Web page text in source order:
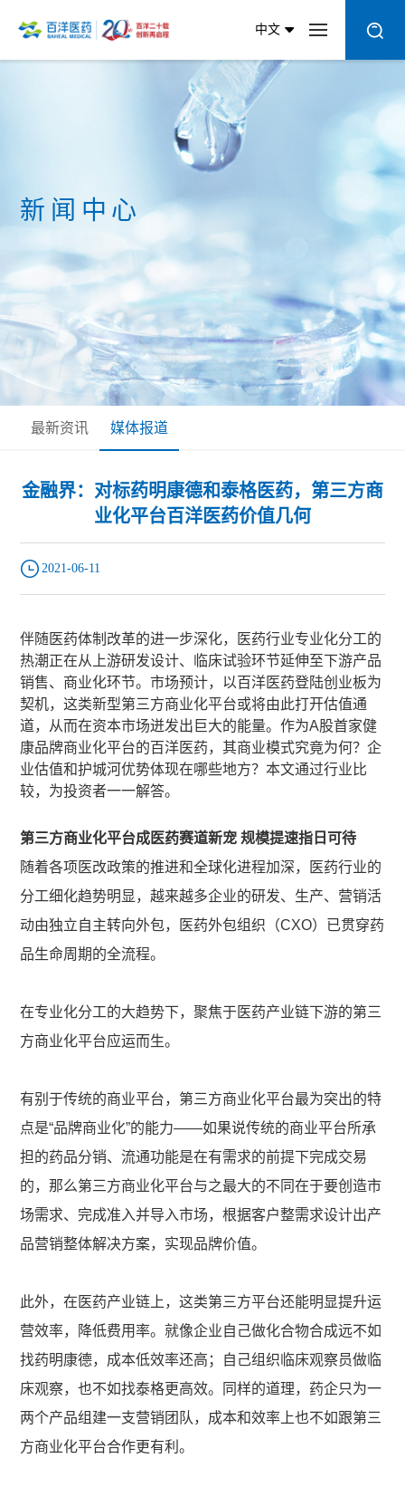
中文
新闻中心
最新资讯 媒体报道
金融界：对标药明康德和泰格医药，第三方商
业化平台百洋医药价值几何
2021-06-11
伴随医药体制改革的进一步深化，医药行业专业化分工的
热潮正在从上游研发设计、临床试验环节延伸至下游产品
销售、商业化环节。市场预计，以百洋医药登陆创业板为
契机，这类新型第三方商业化平台或将由此打开估值通
道，从而在资本市场迸发出巨大的能量。作为A股首家健
康品牌商业化平台的百洋医药，其商业模式究竟为何？企
业估值和护城河优势体现在哪些地方？本文通过行业比
较，为投资者一一解答。
第三方商业化平台成医药赛道新宠 规模提速指日可待
随着各项医改政策的推进和全球化进程加深，医药行业的
分工细化趋势明显，越来越多企业的研发、生产、营销活
动由独立自主转向外包，医药外包组织（CXO）已贯穿药
品生命周期的全流程。
在专业化分工的大趋势下，聚焦于医药产业链下游的第三
方商业化平台应运而生。
有别于传统的商业平台，第三方商业化平台最为突出的特
点是“品牌商业化”的能力——如果说传统的商业平台所承
担的药品分销、流通功能是在有需求的前提下完成交易
的，那么第三方商业化平台与之最大的不同在于要创造市
场需求、完成准入并导入市场，根据客户整需求设计出产
品营销整体解决方案，实现品牌价值。
此外，在医药产业链上，这类第三方平台还能明显提升运
营效率，降低费用率。就像企业自己做化合物合成远不如
找药明康德，成本低效率还高；自己组织临床观察员做临
床观察，也不如找泰格更高效。同样的道理，药企只为一
两个产品组建一支营销团队，成本和效率上也不如跟第三
方商业化平台合作更有利。